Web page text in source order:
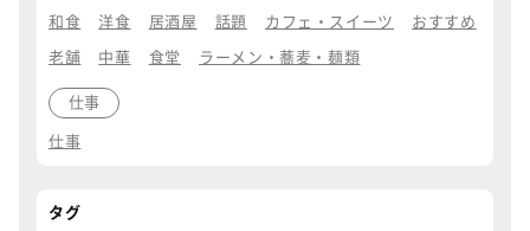
和食 洋食 居酒屋 話題 カフェ・スイーツ おすすめ
老舗 中華 食堂 ラーメン・蕎麦・麺類
仕事
仕事
タグ